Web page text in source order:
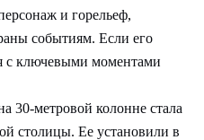
и горельеф,
событиям. Если его
с ключевыми моментами
30-метровой колонне стала
столицы. Ее установили в